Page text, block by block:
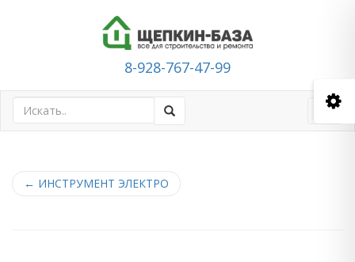
8-928-767-47-99
← ИНСТРУМЕНТ ЭЛЕКТРО